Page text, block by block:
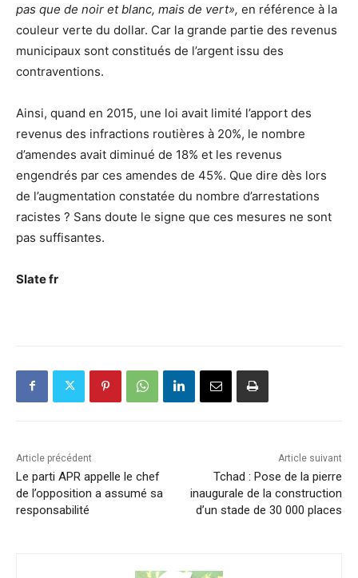
pas que de noir et blanc, mais de vert», en référence à la
couleur verte du dollar. Car la grande partie des revenus
municipaux sont constitués de l’argent issu des
contraventions.
Ainsi, quand en 2015, une loi avait limité l’apport des
revenus des infractions routières à 20%, le nombre
d’amendes avait diminué de 18% et les revenus
engendrés par ces amendes de 45%. Que dire dès lors
de l’augmentation constatée du nombre d’arrestations
racistes ? Sans doute le signe que ces mesures ne sont
pas suffisantes.
Slate fr
Article précédent
Le parti APR appelle le chef
de l’opposition a assumé sa
responsabilité
Article suivant
Tchad : Pose de la pierre
inaugurale de la construction
d’un stade de 30 000 places